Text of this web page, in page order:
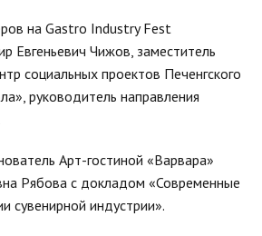
на Gastro Industry Fest
Евгеньевич Чижов, заместитель
социальных проектов Печенгского
руководитель направления
Арт-гостиной «Варвара»
Рябова с докладом «Современные
сувенирной индустрии».